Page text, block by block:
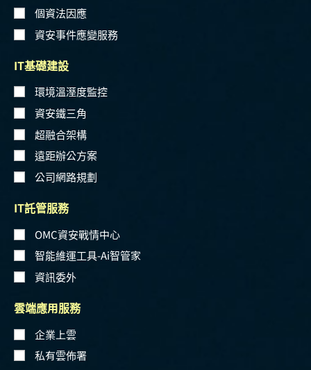
個資法因應
資安事件應變服務
IT基礎建設
環境溫溼度監控
資安鐵三角
超融合架構
遠距辦公方案
公司網路規劃
IT託管服務
OMC資安戰情中心
智能維運工具-Ai智管家
資訊委外
雲端應用服務
企業上雲
私有雲佈署